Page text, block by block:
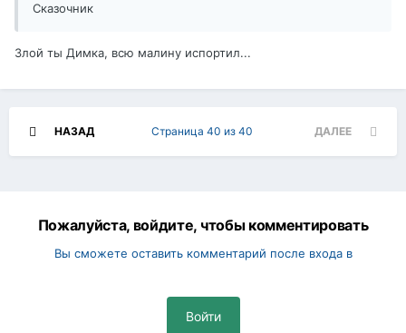
Сказочник
Злой ты Димка, всю малину испортил...
НАЗАД ДАЛЕЕ
Страница 40 из 40
Пожалуйста, войдите, чтобы комментировать
Вы сможете оставить комментарий после входа в
Войти